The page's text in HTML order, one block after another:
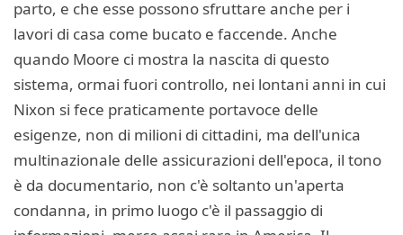
parto, e che esse possono sfruttare anche per i
lavori di casa come bucato e faccende. Anche
quando Moore ci mostra la nascita di questo
sistema, ormai fuori controllo, nei lontani anni in cui
Nixon si fece praticamente portavoce delle
esigenze, non di milioni di cittadini, ma dell'unica
multinazionale delle assicurazioni dell'epoca, il tono
è da documentario, non c'è soltanto un'aperta
condanna, in primo luogo c'è il passaggio di